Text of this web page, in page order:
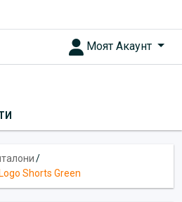
Моят Акаунт
/
Shorts Green